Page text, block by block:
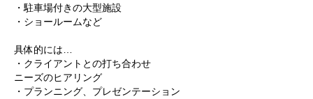
・駐車場付きの大型施設
・ショールームなど
具体的には…
・クライアントとの打ち合わせ
ニーズのヒアリング
・プランニング、プレゼンテーション